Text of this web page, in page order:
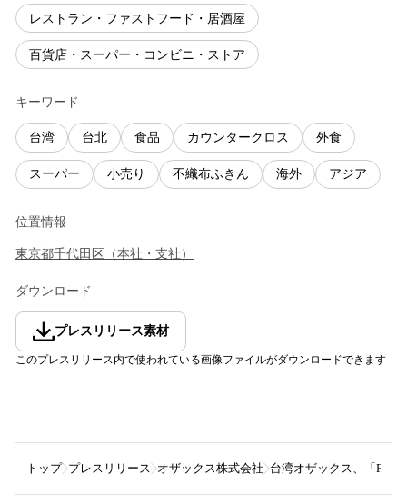
レストラン・ファストフード・居酒屋
百貨店・スーパー・コンビニ・ストア
キーワード
台湾 台北 食品 カウンタークロス 外食
スーパー 小売り 不織布ふきん 海外 アジア
位置情報
東京都千代田区 （本社・支社 ）
ダウンロード
プレスリリース素材
このプレスリリース内で使われている画像ファイルがダウンロードできます
トップ プレスリリース オザックス株式会社 台湾オザックス、「